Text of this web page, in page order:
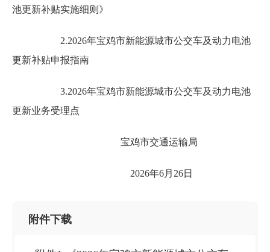
池更新补贴实施细则》
2.2026年宝鸡市新能源城市公交车及动力电池
更新补贴申报指南
3.2026年宝鸡市新能源城市公交车及动力电池
更新业务受理点
宝鸡市交通运输局
2026年6月26日
附件下载